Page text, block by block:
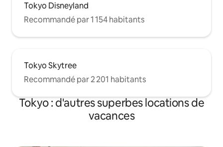
Tokyo Disneyland
Recommandé par 1 154 habitants
Tokyo Skytree
Recommandé par 2 201 habitants
Tokyo : d'autres superbes locations de
vacances